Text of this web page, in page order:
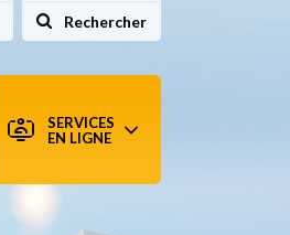
Rechercher
SERVICES
EN LIGNE